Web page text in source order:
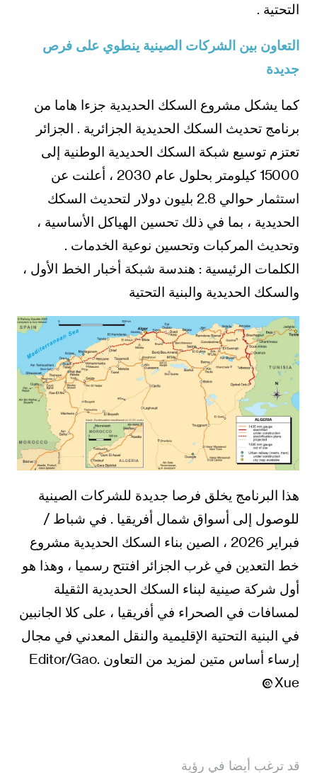
التحتية .
التعاون بين الشركات الصينية ينطوي على فرص
جديدة
كما يشكل مشروع السكك الحديدية جزءا هاما من
برنامج تحديث السكك الحديدية الجزائرية . الجزائر
تعتزم توسيع شبكة السكك الحديدية الوطنية إلى
15000 كيلومتر بحلول عام 2030 ، أعلنت عن
استثمار حوالي 2.8 بليون دولار لتحديث السكك
الحديدية ، بما في ذلك تحسين الهياكل الأساسية ،
وتحديث المركبات وتحسين نوعية الخدمات .
الكلمات الرئيسية : هندسة شبكة أخبار الخط الأول ،
والسكك الحديدية والبنية التحتية
هذا البرنامج يخلق فرصا جديدة للشركات الصينية
للوصول إلى أسواق شمال أفريقيا . في شباط /
فبراير 2026 ، الصين بناء السكك الحديدية مشروع
خط التعدين في غرب الجزائر افتتح رسميا ، وهذا هو
أول شركة صينية لبناء السكك الحديدية الثقيلة
لمسافات في الصحراء في أفريقيا ، على كلا الجانبين
في البنية التحتية الإقليمية والنقل المعدني في مجال
إرساء أساس متين لمزيد من التعاون .Editor/Gao
Xue
قد ترغب أيضا في رؤية